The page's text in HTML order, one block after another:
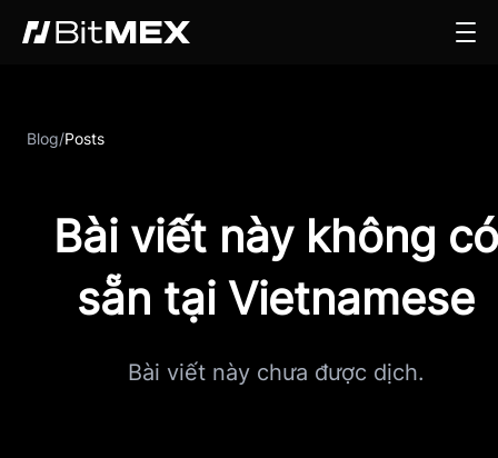
Blog/Posts
Bài viết này không có
sẵn tại Vietnamese
Bài viết này chưa được dịch.